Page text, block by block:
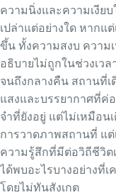
ความนิ่งและความเงีย
เปล่าแต่อย่างใด หากแ
ขึ้น ทั้งความสงบ ความ
อธิบายไม่ถูกในช่วงเวล
จนถึงกลางคืน สถานที่
แสงและบรรยากาศที่ค่
จำที่ยังอยู่ แต่ไม่เหมือ
การวาดภาพสถานที่ แ
ความรู้สึกที่มีต่อวิถีชีวิต
ได้พบอะไรบางอย่างที่เ
โดยไม่ทันสังเกต